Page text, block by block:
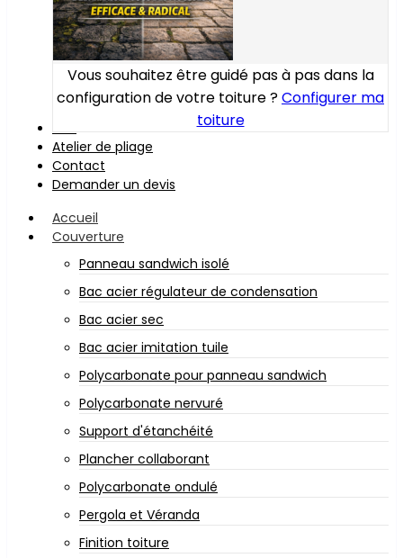
Vous souhaitez être guidé pas à pas dans la
configuration de votre toiture ?Configurer ma
toiture
Atelier de pliage
Contact
Demander un devis
Accueil
Couverture
Panneau sandwich isolé
Bac acier régulateur de condensation
Bac acier sec
Bac acier imitation tuile
Polycarbonate pour panneau sandwich
Polycarbonate nervuré
Support d'étanchéité
Plancher collaborant
Polycarbonate ondulé
Pergola et Véranda
Finition toiture